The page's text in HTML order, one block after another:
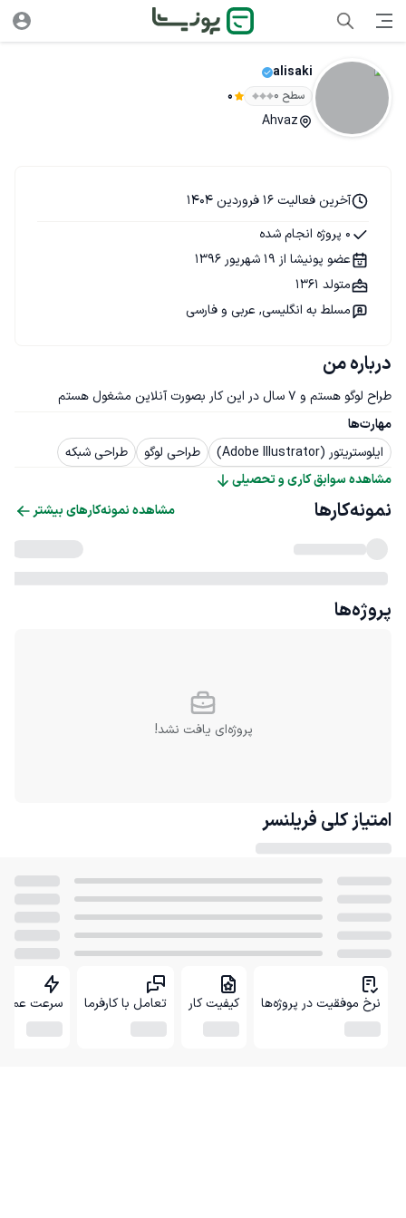
alisaki
سطح ۰ 0
Ahvaz
درباره من
طراح لوگو هستم و ۷ سال در این کار بصورت آنلاین مشغول هستم
مهارت‌ها
ایلوستریتور (Adobe Illustrator)
طراحی لوگو
طراحی شبکه
مشاهده سوابق کاری و تحصیلی
آخرین فعالیت 16 فروردین 1404
0 پروژه انجام شده
عضو پونیشا از 19 شهریور 1396
متولد 1361
مسلط به انگلیسی, عربی و فارسی
نمونه‌کارها مشاهده نمونه‌کارهای بیشتر
پروژه‌ها
پروژه‌ای یافت نشد!
امتیاز کلی فریلنسر
نرخ موفقیت در پروژه‌ها کیفیت کار تعامل با کارفرما سرعت عمل